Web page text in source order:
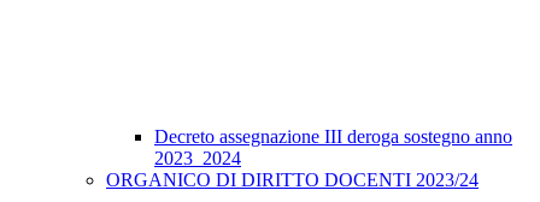
Decreto assegnazione III deroga sostegno anno
2023_2024
ORGANICO DI DIRITTO DOCENTI 2023/24